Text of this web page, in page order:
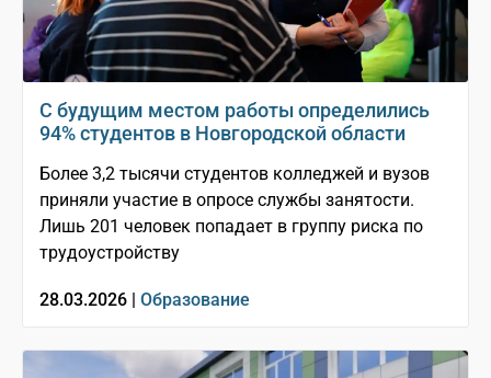
С будущим местом работы определились
94% студентов в Новгородской области
Более 3,2 тысячи студентов колледжей и вузов
приняли участие в опросе службы занятости.
Лишь 201 человек попадает в группу риска по
трудоустройству
28.03.2026 | Образование